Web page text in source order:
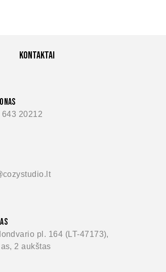
Kontaktai
643 20212
pl. 164 (LT-47173),
2 aukštas